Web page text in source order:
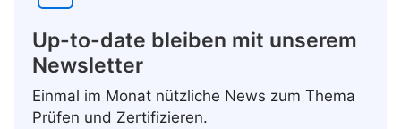
Up-to-date bleiben mit unserem
Newsletter
Einmal im Monat nützliche News zum Thema
Prüfen und Zertifizieren.